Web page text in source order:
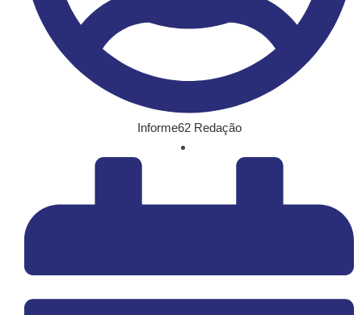
Informe62 Redação